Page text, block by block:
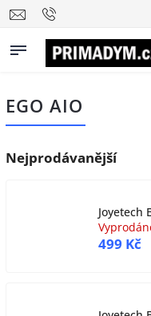
EGO AIO
Nejprodávanější
Joyetech
499 Kč